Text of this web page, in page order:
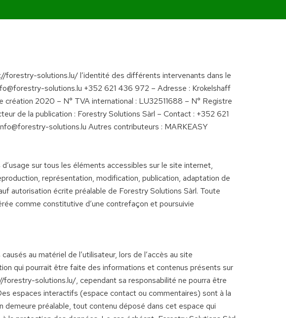
forestry-solutions.lu/ l’identité des différents intervenants dans le
solutions.lu +352 621 436 972 – Adresse : Krokelshaff
2020 – N° TVA international : LU32511688 – N° Registre
de la publication : Forestry Solutions Sàrl – Contact : +352 621
solutions.lu Autres contributeurs : MARKEASY
sur tous les éléments accessibles sur le site internet,
représentation, modification, publication, adaptation de
autorisation écrite préalable de Forestry Solutions Sàrl. Toute
comme constitutive d’une contrefaçon et poursuivie
au matériel de l’utilisateur, lors de l’accès au site
qui pourrait être faite des informations et contenus présents sur
solutions.lu/, cependant sa responsabilité ne pourra être
espaces interactifs (espace contact ou commentaires) sont à la
préalable, tout contenu déposé dans cet espace qui